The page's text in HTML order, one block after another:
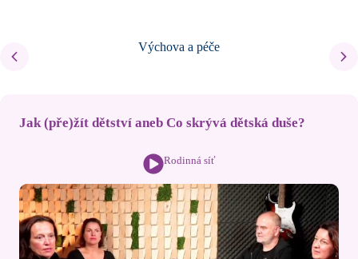
Výchova a péče
Jak (pře)žít dětství aneb Co skrývá dětská duše?
Rodinná síť